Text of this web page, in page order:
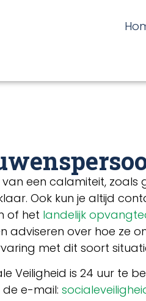
van een calamiteit,
Ook kun je altijd
of het landelijk
adviseren over hoe ze
met dit soort
Veiligheid is 24 uur te
e-mail: